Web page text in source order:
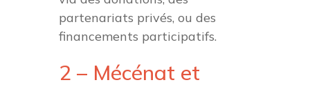
partenariats privés, ou des
financements participatifs.
2 – Mécénat et